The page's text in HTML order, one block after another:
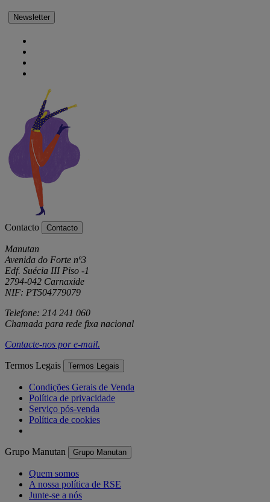
Newsletter
Contacto Contacto
Manutan
Avenida do Forte nº3
Edf. Suécia III Piso -1
2794-042 Carnaxide
NIF: PT504779079
Telefone: 214 241 060
Chamada para rede fixa nacional
Contacte-nos pore-mail.
Termos Legais Termos Legais
Condições Gerais de Venda
Política de privacidade
Serviço pós-venda
Política de cookies
Grupo Manutan Grupo Manutan
Quem somos
A nossa política de RSE
Junte-se a nós